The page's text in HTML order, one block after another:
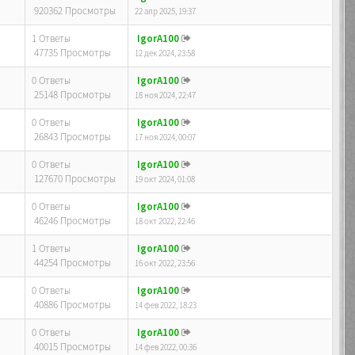
920362 Просмотры
22 апр 2025, 19:37
1 Ответы
47735 Просмотры
IgorA100
12 дек 2024, 23:58
0 Ответы
25148 Просмотры
IgorA100
18 ноя 2024, 22:47
0 Ответы
26843 Просмотры
IgorA100
17 ноя 2024, 00:07
0 Ответы
127670 Просмотры
IgorA100
19 окт 2024, 01:08
0 Ответы
46246 Просмотры
IgorA100
18 окт 2022, 22:46
1 Ответы
44254 Просмотры
IgorA100
16 окт 2022, 23:56
0 Ответы
40886 Просмотры
IgorA100
14 фев 2022, 18:23
0 Ответы
40015 Просмотры
IgorA100
14 фев 2022, 00:36